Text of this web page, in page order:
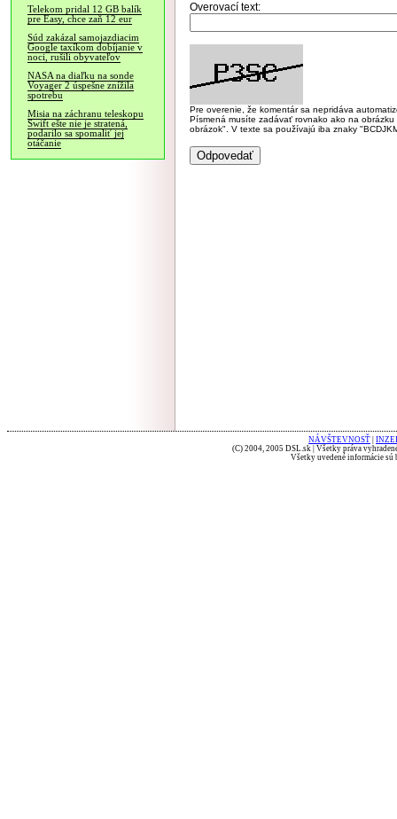
Telekom pridal 12 GB balík
pre Easy, chce zaň 12 eur
Súd zakázal samojazdiacim
Google taxíkom dobíjanie v
noci, rušili obyvateľov
NASA na diaľku na sonde
Voyager 2 úspešne znížila
spotrebu
Misia na záchranu teleskopu
Swift ešte nie je stratená,
podarilo sa spomaliť jej
otáčanie
Overovací text:
Pre overenie, že komentár sa nepridáva
Písmená musíte zadávať rovnako ako na
obrázok". V texte sa používajú iba znaky
NÁVŠTEVNOSŤ
(C) 2004, 2005 DSL.sk | Všetky práva
Všetky uvedené informácie sú